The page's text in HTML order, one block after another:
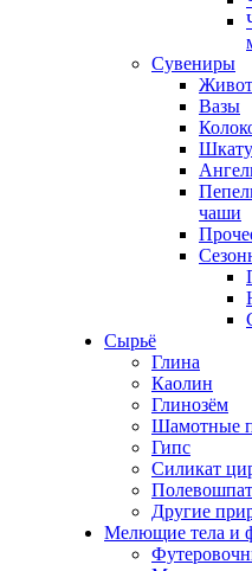
Сувениры
Вазы
чаши
Сырьё
Глина
Каолин
Глинозём
Шамотные
Гипс
Силикат
Другие
Мелющие тела и